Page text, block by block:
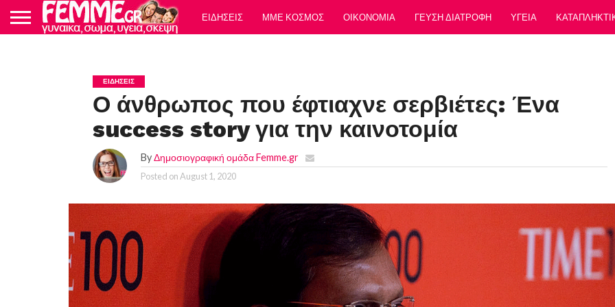
ΕΙΔΗΣΕΙΣ ΜΜΕ ΚΟΣΜΟΣ ΟΙΚΟΝΟΜΙΑ ΓΕΥΣΗ ΔΙΑΤΡΟΦΗ ΥΓΕΙΑ
ΕΙΔΗΣΕΙΣ
Ο άνθρωπος που έφτιαχνε σερβιέτες: Ένα
success story για την καινοτομία
ByΔημοσιογραφική ομάδα Femme.gr
Posted onAugust 1, 2020